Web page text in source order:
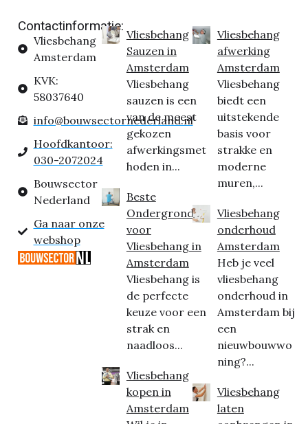
Contactinformatie:
Vliesbehang
Amsterdam
KVK:
58037640
info@bouwsectornederland.nl
Hoofdkantoor:
030-2072024
Bouwsector
Nederland
Ga naar onze
webshop
Vliesbehang
Sauzen in
Amsterdam
Vliesbehang
sauzen is een
van de meest
gekozen
afwerkingsmet
hoden in...
Beste
Ondergrond
voor
Vliesbehang in
Amsterdam
Vliesbehang is
de perfecte
keuze voor een
strak en
naadloos...
Vliesbehang
kopen in
Amsterdam
Vliesbehang
afwerking
Amsterdam
Vliesbehang
biedt een
uitstekende
basis voor
strakke en
moderne
muren,...
Vliesbehang
onderhoud
Amsterdam
Heb je veel
vliesbehang
onderhoud in
Amsterdam bij
een
nieuwbouwwo
ning?...
Vliesbehang
laten